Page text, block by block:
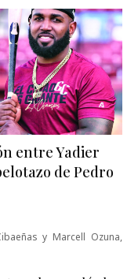
entre Yadier
de Pedro
y Marcell Ozuna,